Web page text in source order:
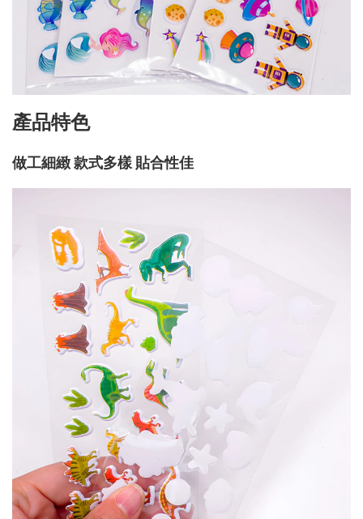
產品特色
做工細緻 款式多樣 貼合性佳